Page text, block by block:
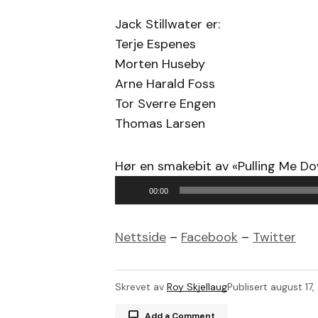
Jack Stillwater er:
Terje Espenes
Morten Huseby
Arne Harald Foss
Tor Sverre Engen
Thomas Larsen
Hør en smakebit av «Pulling Me
Lydavspiller
00:00
Nettside – Facebook – Twitter
Skrevet av Roy SkjellaugPublisert august 17,
Add a Comment